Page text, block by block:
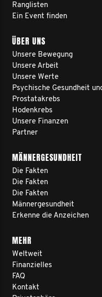
Ranglisten
Ein Event finden
ÜBER UNS
Unsere Bewegung
Unsere Arbeit
Unsere Werte
Psychische Gesundheit
Prostatakrebs
Hodenkrebs
Unsere Finanzen
Partner
MÄNNERGESUNDHEIT
Die Fakten
Die Fakten
Die Fakten
Männergesundheit
Erkenne die Anzeichen
MEHR
Weltweit
Finanzielles
FAQ
Kontakt